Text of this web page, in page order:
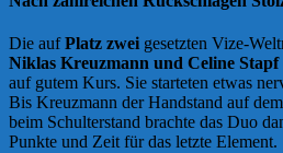
Die aufPlatz zwei gesetzten Vize-
Niklas Kreuzmann und Celine Stapf
auf gutem Kurs. Sie starteten etwas
Bis Kreuzmann der Handstand auf
beim Schulterstand brachte das Duo
Punkte und Zeit für das letzte Element.